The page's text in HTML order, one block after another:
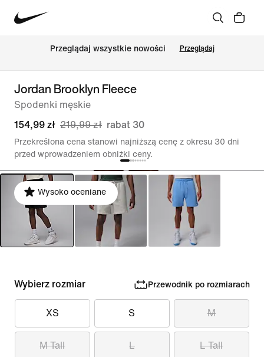
Przeglądaj wszystkie nowości Przeglądaj
Jordan Brooklyn Fleece
Spodenki męskie
154,99 zł 219,99 zł rabat 30
Przekreślona cena stanowi najniższą cenę z okresu 30 dni
przed wprowadzeniem obniżki ceny.
Wysoko oceniane
Wybierz rozmiar Przewodnik po rozmiarach
XS S M
M Tall L L Tall